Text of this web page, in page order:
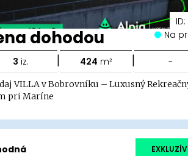
ID:
dohodou Na
3 iz. | 424 m² | -
VILLA v Bobrovníku – Luxusný
pri Maríne